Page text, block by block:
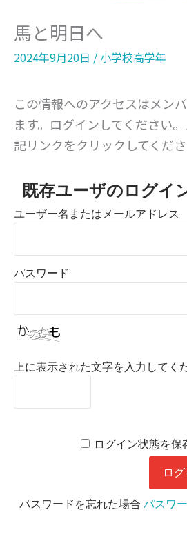
馬と明日へ
2024年9月20日 / 小学校高学年
この情報へのアクセスはメン
ます。ログインしてください
記リンクをクリックしてくださ
既存ユーザのログイ
ユーザー名またはメールアドレス
パスワード
上に表示された文字を入力してく
ログイン状態を保
パスワードを忘れた場合 パスワ